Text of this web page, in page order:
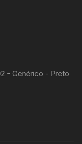
- Genérico - Preto